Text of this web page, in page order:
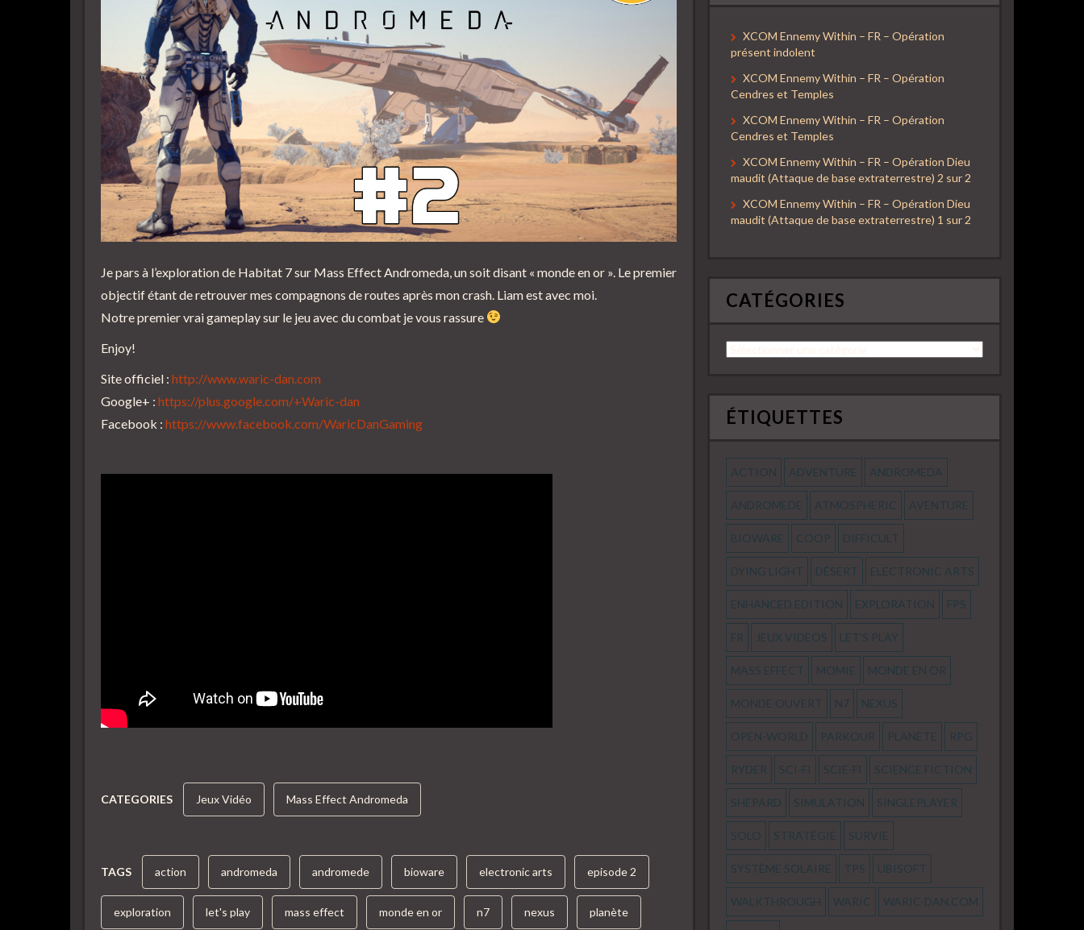
Je pars à l’exploration de Habitat 7 sur Mass Effect Andromeda, un soit disant « monde en or ». Le premier
objectif étant de retrouver mes compagnons de routes après mon crash. Liam est avec moi.
Notre premier vrai gameplay sur le jeu avec du combat je vous rassure
Enjoy!
Site officiel : http://www.waric-dan.com
Google+ : https://plus.google.com/+Waric-dan
Facebook : https://www.facebook.com/WaricDanGaming
CATEGORIES Jeux Vidéo Mass Effect Andromeda
TAGS action andromeda andromede bioware electronic arts episode 2
exploration let's play mass effect monde en or n7 nexus planète
XCOM Ennemy Within – FR – Opération
présent indolent
XCOM Ennemy Within – FR – Opération
Cendres et Temples
XCOM Ennemy Within – FR – Opération
Cendres et Temples
XCOM Ennemy Within – FR – Opération Dieu
maudit (Attaque de base extraterrestre) 2 sur 2
XCOM Ennemy Within – FR – Opération Dieu
maudit (Attaque de base extraterrestre) 1 sur 2
CATÉGORIES
Catégories
ÉTIQUETTES
ACTION ADVENTURE ANDROMEDA
ANDROMEDE ATMOSPHERIC AVENTURE
BIOWARE COOP DIFFICULT
DYING LIGHT DÉSERT ELECTRONIC ARTS
ENHANCED EDITION EXPLORATION FPS
FR JEUX VIDEOS LET'S PLAY
MASS EFFECT MOMIE MONDE EN OR
MONDE OUVERT N7 NEXUS
OPEN-WORLD PARKOUR PLANÈTE RPG
RYDER SCI-FI SCIE-FI SCIENCE FICTION
SHEPARD SIMULATION SINGLEPLAYER
SOLO STRATÉGIE SURVIE
SYSTÈME SOLAIRE TPS UBISOFT
WALKTHROUGH WARIC WARIC-DAN.COM